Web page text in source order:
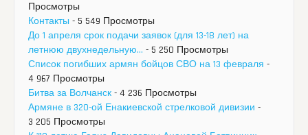
Просмотры
Контакты - 5 549 Просмотры
До 1 апреля срок подачи заявок (для 13-18 лет) на
летнюю двухнедельную... - 5 250 Просмотры
Список погибших армян бойцов СВО на 13 февраля -
4 967 Просмотры
Битва за Волчанск - 4 236 Просмотры
Армяне в 320-ой Енакиевской стрелковой дивизии -
3 205 Просмотры